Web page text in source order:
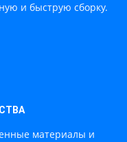
и быструю сборку.
материалы и